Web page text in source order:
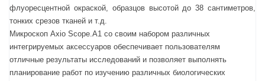
флуоресцентной окраской, образцов высотой до 38 сантиметров,
тонких срезов тканей и т.д.
Микроскоп Axio Scope.A1 со своим набором различных
интегрируемых аксессуаров обеспечивает пользователям
отличные результаты исследований и позволяет выполнять
планирование работ по изучению различных биологических